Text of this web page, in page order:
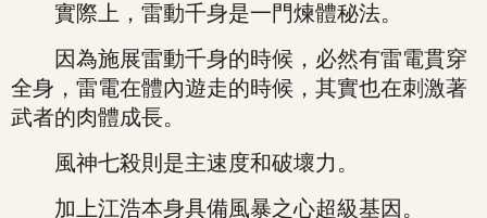
實際上，雷動千身是一門煉體秘法。
因為施展雷動千身的時候，必然有雷電貫穿
全身，雷電在體內遊走的時候，其實也在刺激著
武者的肉體成長。
風神七殺則是主速度和破壞力。
加上江浩本身具備風暴之心超級基因。